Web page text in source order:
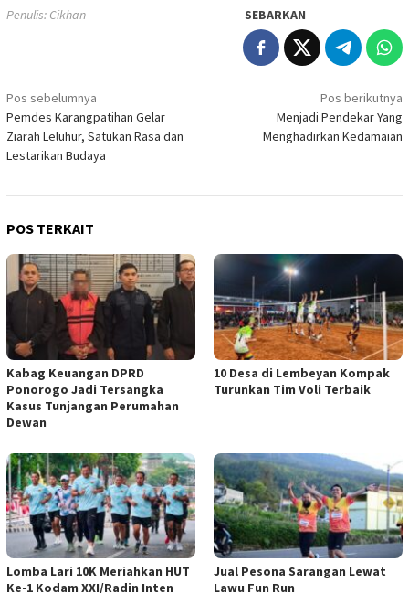
Penulis: Cikhan SEBARKAN
Navigasi
pos
Pos sebelumnya
Pemdes Karangpatihan Gelar
Ziarah Leluhur, Satukan Rasa dan
Lestarikan Budaya
Pos berikutnya
Menjadi Pendekar Yang
Menghadirkan Kedamaian
POS TERKAIT
Kabag Keuangan DPRD
Ponorogo Jadi Tersangka
Kasus Tunjangan Perumahan
Dewan
10 Desa di Lembeyan Kompak
Turunkan Tim Voli Terbaik
Lomba Lari 10K Meriahkan HUT
Ke-1 Kodam XXI/Radin Inten
Jual Pesona Sarangan Lewat
Lawu Fun Run